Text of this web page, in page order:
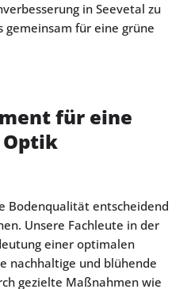
in Seevetal zu
gemeinsam für eine grüne
für eine
Optik
Bodenqualität entscheidend
Unsere Fachleute in der
einer optimalen
nachhaltige und blühende
gezielte Maßnahmen wie